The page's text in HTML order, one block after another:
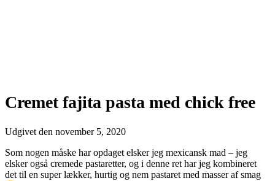
Cremet fajita pasta med chick free
Udgivet den november 5, 2020
Som nogen måske har opdaget elsker jeg mexicansk mad – jeg
elsker også cremede pastaretter, og i denne ret har jeg kombineret
det til en super lækker, hurtig og nem pastaret med masser af smag